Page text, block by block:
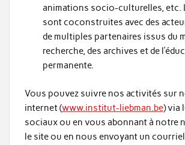
animations socio-culturelles, etc.
sont coconstruites avec des
de multiples partenaires issus du
recherche, des archives et de
permanente.
Vous pouvez suivre nos activités sur
internet (www.institut-liebman.be) via
sociaux ou en vous abonnant à notre
le site ou en nous envoyant un